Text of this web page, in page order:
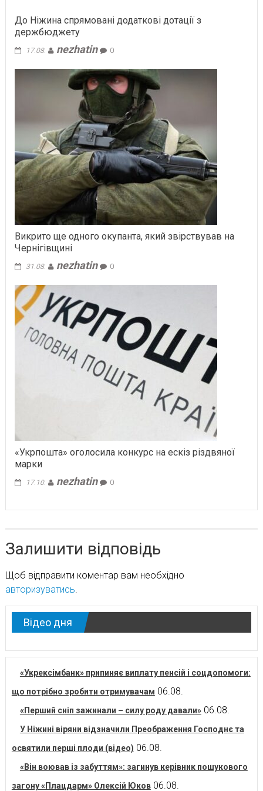
До Ніжина спрямовані додаткові дотації з
держбюджету
17.08. nezhatin 0
Викрито ще одного окупанта, який звірствував на
Чернігівщині
31.08. nezhatin 0
«Укрпошта» оголосила конкурс на ескіз різдвяної
марки
17.10. nezhatin 0
Залишити відповідь
Щоб відправити коментар вам необхідно
авторизуватись.
Відео дня
«Укрексімбанк» припиняє виплату пенсій і соцдопомоги:
що потрібно зробити отримувачам 06.08.
«Перший сніп зажинали – силу роду давали» 06.08.
У Ніжині віряни відзначили Преображення Господнє та
освятили перші плоди (відео) 06.08.
«Він воював із забуттям»: загинув керівник пошукового
загону «Плацдарм» Олексій Юков 06.08.